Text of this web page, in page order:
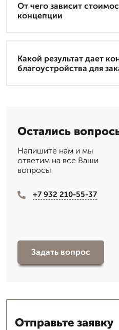
От чего зависит
концепции
Какой результат дает
благоустройства для
Остались
Напишите нам и мы
ответим на все Ваши
вопросы
+7 932 210-55-37
Задать вопрос
Отправьте заявку